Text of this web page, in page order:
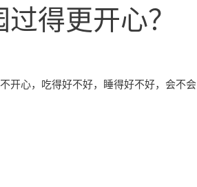
得更开心？
开心，吃得好不好，睡得好不好，会不会